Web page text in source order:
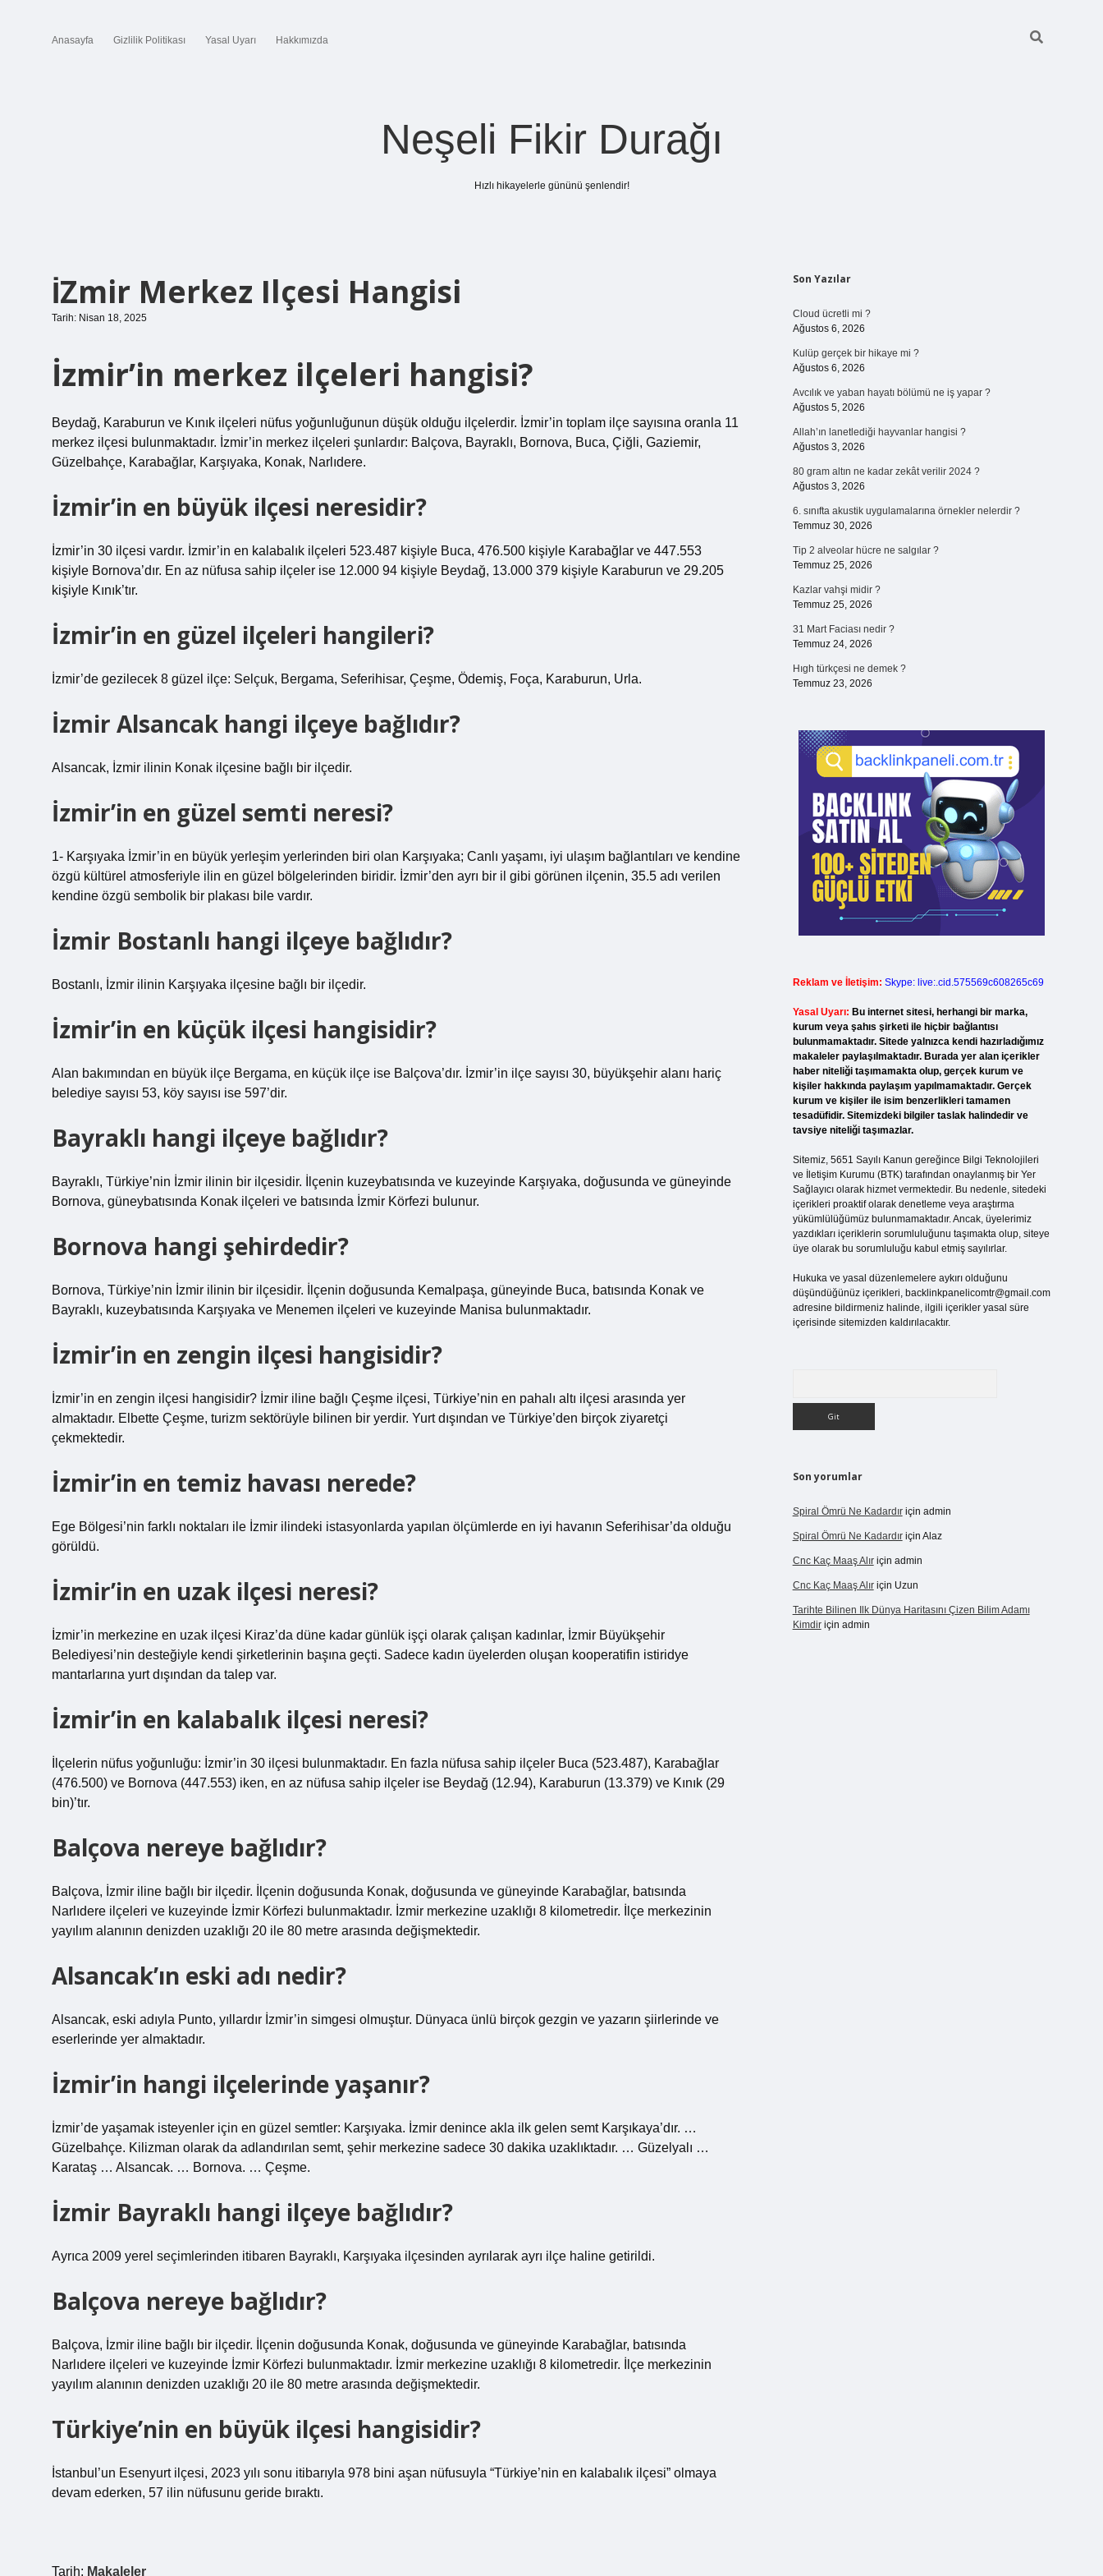
Anasayfa Gizlilik Politikası Yasal Uyarı Hakkımızda
Neşeli Fikir Durağı
Hızlı hikayelerle gününü şenlendir!
İZmir Merkez Ilçesi Hangisi
Tarih: Nisan 18, 2025
İzmir’in merkez ilçeleri hangisi?
Beydağ, Karaburun ve Kınık ilçeleri nüfus yoğunluğunun düşük olduğu ilçelerdir. İzmir’in toplam ilçe sayısına oranla 11
merkez ilçesi bulunmaktadır. İzmir’in merkez ilçeleri şunlardır: Balçova, Bayraklı, Bornova, Buca, Çiğli, Gaziemir,
Güzelbahçe, Karabağlar, Karşıyaka, Konak, Narlıdere.
İzmir’in en büyük ilçesi neresidir?
İzmir’in 30 ilçesi vardır. İzmir’in en kalabalık ilçeleri 523.487 kişiyle Buca, 476.500 kişiyle Karabağlar ve 447.553
kişiyle Bornova’dır. En az nüfusa sahip ilçeler ise 12.000 94 kişiyle Beydağ, 13.000 379 kişiyle Karaburun ve 29.205
kişiyle Kınık’tır.
İzmir’in en güzel ilçeleri hangileri?
İzmir’de gezilecek 8 güzel ilçe: Selçuk, Bergama, Seferihisar, Çeşme, Ödemiş, Foça, Karaburun, Urla.
İzmir Alsancak hangi ilçeye bağlıdır?
Alsancak, İzmir ilinin Konak ilçesine bağlı bir ilçedir.
İzmir’in en güzel semti neresi?
1- Karşıyaka İzmir’in en büyük yerleşim yerlerinden biri olan Karşıyaka; Canlı yaşamı, iyi ulaşım bağlantıları ve kendine
özgü kültürel atmosferiyle ilin en güzel bölgelerinden biridir. İzmir’den ayrı bir il gibi görünen ilçenin, 35.5 adı verilen
kendine özgü sembolik bir plakası bile vardır.
İzmir Bostanlı hangi ilçeye bağlıdır?
Bostanlı, İzmir ilinin Karşıyaka ilçesine bağlı bir ilçedir.
İzmir’in en küçük ilçesi hangisidir?
Alan bakımından en büyük ilçe Bergama, en küçük ilçe ise Balçova’dır. İzmir’in ilçe sayısı 30, büyükşehir alanı hariç
belediye sayısı 53, köy sayısı ise 597’dir.
Bayraklı hangi ilçeye bağlıdır?
Bayraklı, Türkiye’nin İzmir ilinin bir ilçesidir. İlçenin kuzeybatısında ve kuzeyinde Karşıyaka, doğusunda ve güneyinde
Bornova, güneybatısında Konak ilçeleri ve batısında İzmir Körfezi bulunur.
Bornova hangi şehirdedir?
Bornova, Türkiye’nin İzmir ilinin bir ilçesidir. İlçenin doğusunda Kemalpaşa, güneyinde Buca, batısında Konak ve
Bayraklı, kuzeybatısında Karşıyaka ve Menemen ilçeleri ve kuzeyinde Manisa bulunmaktadır.
İzmir’in en zengin ilçesi hangisidir?
İzmir’in en zengin ilçesi hangisidir? İzmir iline bağlı Çeşme ilçesi, Türkiye’nin en pahalı altı ilçesi arasında yer
almaktadır. Elbette Çeşme, turizm sektörüyle bilinen bir yerdir. Yurt dışından ve Türkiye’den birçok ziyaretçi
çekmektedir.
İzmir’in en temiz havası nerede?
Ege Bölgesi’nin farklı noktaları ile İzmir ilindeki istasyonlarda yapılan ölçümlerde en iyi havanın Seferihisar’da olduğu
görüldü.
İzmir’in en uzak ilçesi neresi?
İzmir’in merkezine en uzak ilçesi Kiraz’da düne kadar günlük işçi olarak çalışan kadınlar, İzmir Büyükşehir
Belediyesi’nin desteğiyle kendi şirketlerinin başına geçti. Sadece kadın üyelerden oluşan kooperatifin istiridye
mantarlarına yurt dışından da talep var.
İzmir’in en kalabalık ilçesi neresi?
İlçelerin nüfus yoğunluğu: İzmir’in 30 ilçesi bulunmaktadır. En fazla nüfusa sahip ilçeler Buca (523.487), Karabağlar
(476.500) ve Bornova (447.553) iken, en az nüfusa sahip ilçeler ise Beydağ (12.94), Karaburun (13.379) ve Kınık (29
bin)’tır.
Balçova nereye bağlıdır?
Balçova, İzmir iline bağlı bir ilçedir. İlçenin doğusunda Konak, doğusunda ve güneyinde Karabağlar, batısında
Narlıdere ilçeleri ve kuzeyinde İzmir Körfezi bulunmaktadır. İzmir merkezine uzaklığı 8 kilometredir. İlçe merkezinin
yayılım alanının denizden uzaklığı 20 ile 80 metre arasında değişmektedir.
Alsancak’ın eski adı nedir?
Alsancak, eski adıyla Punto, yıllardır İzmir’in simgesi olmuştur. Dünyaca ünlü birçok gezgin ve yazarın şiirlerinde ve
eserlerinde yer almaktadır.
İzmir’in hangi ilçelerinde yaşanır?
İzmir’de yaşamak isteyenler için en güzel semtler: Karşıyaka. İzmir denince akla ilk gelen semt Karşıkaya’dır. …
Güzelbahçe. Kilizman olarak da adlandırılan semt, şehir merkezine sadece 30 dakika uzaklıktadır. … Güzelyalı …
Karataş … Alsancak. … Bornova. … Çeşme.
İzmir Bayraklı hangi ilçeye bağlıdır?
Ayrıca 2009 yerel seçimlerinden itibaren Bayraklı, Karşıyaka ilçesinden ayrılarak ayrı ilçe haline getirildi.
Balçova nereye bağlıdır?
Balçova, İzmir iline bağlı bir ilçedir. İlçenin doğusunda Konak, doğusunda ve güneyinde Karabağlar, batısında
Narlıdere ilçeleri ve kuzeyinde İzmir Körfezi bulunmaktadır. İzmir merkezine uzaklığı 8 kilometredir. İlçe merkezinin
yayılım alanının denizden uzaklığı 20 ile 80 metre arasında değişmektedir.
Türkiye’nin en büyük ilçesi hangisidir?
İstanbul’un Esenyurt ilçesi, 2023 yılı sonu itibarıyla 978 bini aşan nüfusuyla “Türkiye’nin en kalabalık ilçesi” olmaya
devam ederken, 57 ilin nüfusunu geride bıraktı.
Tarih: Makaleler
Sidebar
Son Yazılar
Cloud ücretli mi ?
Ağustos 6, 2026
Kulüp gerçek bir hikaye mi ?
Ağustos 6, 2026
Avcılık ve yaban hayatı bölümü ne iş yapar ?
Ağustos 5, 2026
Allah’ın lanetlediği hayvanlar hangisi ?
Ağustos 3, 2026
80 gram altın ne kadar zekât verilir 2024 ?
Ağustos 3, 2026
6. sınıfta akustik uygulamalarına örnekler nelerdir ?
Temmuz 30, 2026
Tip 2 alveolar hücre ne salgılar ?
Temmuz 25, 2026
Kazlar vahşi midir ?
Temmuz 25, 2026
31 Mart Faciası nedir ?
Temmuz 24, 2026
Hıgh türkçesi ne demek ?
Temmuz 23, 2026
Reklam ve İletişim: Skype: live:.cid.575569c608265c69
Yasal Uyarı: Bu internet sitesi, herhangi bir marka,
kurum veya şahıs şirketi ile hiçbir bağlantısı
bulunmamaktadır. Sitede yalnızca kendi hazırladığımız
makaleler paylaşılmaktadır. Burada yer alan içerikler
haber niteliği taşımamakta olup, gerçek kurum ve
kişiler hakkında paylaşım yapılmamaktadır. Gerçek
kurum ve kişiler ile isim benzerlikleri tamamen
tesadüfidir. Sitemizdeki bilgiler taslak halindedir ve
tavsiye niteliği taşımazlar.
Sitemiz, 5651 Sayılı Kanun gereğince Bilgi Teknolojileri
ve İletişim Kurumu (BTK) tarafından onaylanmış bir Yer
Sağlayıcı olarak hizmet vermektedir. Bu nedenle, sitedeki
içerikleri proaktif olarak denetleme veya araştırma
yükümlülüğümüz bulunmamaktadır. Ancak, üyelerimiz
yazdıkları içeriklerin sorumluluğunu taşımakta olup, siteye
üye olarak bu sorumluluğu kabul etmiş sayılırlar.
Hukuka ve yasal düzenlemelere aykırı olduğunu
düşündüğünüz içerikleri, backlinkpanelicomtr@gmail.com
adresine bildirmeniz halinde, ilgili içerikler yasal süre
içerisinde sitemizden kaldırılacaktır.
Son yorumlar
Spiral Ömrü Ne Kadardıriçin admin
Spiral Ömrü Ne Kadardıriçin Alaz
Cnc Kaç Maaş Alıriçin admin
Cnc Kaç Maaş Alıriçin Uzun
Tarihte Bilinen Ilk Dünya Haritasını Çizen Bilim Adamı
Kimdiriçin admin